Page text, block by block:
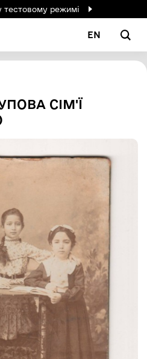
тестовому режимі
EN
СІМ'Ї